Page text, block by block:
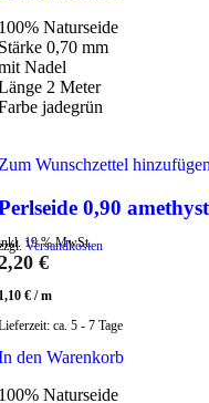
Naturseide
0,70 mm
Nadel
2 Meter
jadegrün
Wunschzettel hinzufügen
0,90 amethyst
19 % MwSt.
Versandkosten
€
€ /m
ca. 5 - 7 Tage
den Warenkorb
Naturseide